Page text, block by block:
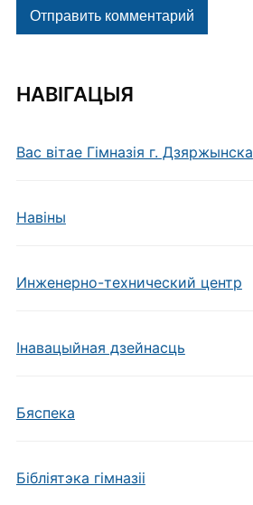
НАВІГАЦЫЯ
Вас вітае Гімназія г. Дзяржынска
Навiны
Инженерно-технический центр
Інавацыйная дзейнасць
Бяспека
Бібліятэка гімназіі